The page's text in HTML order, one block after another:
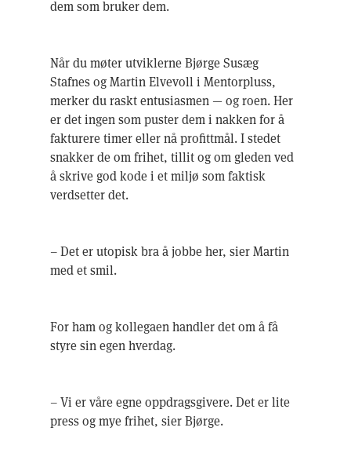
dem som bruker dem.
Når du møter utviklerne Bjørge Susæg
Stafnes og Martin Elvevoll i Mentorpluss,
merker du raskt entusiasmen — og roen. Her
er det ingen som puster dem i nakken for å
fakturere timer eller nå profittmål. I stedet
snakker de om frihet, tillit og om gleden ved
å skrive god kode i et miljø som faktisk
verdsetter det.
– Det er utopisk bra å jobbe her, sier Martin
med et smil.
For ham og kollegaen handler det om å få
styre sin egen hverdag.
– Vi er våre egne oppdragsgivere. Det er lite
press og mye frihet, sier Bjørge.